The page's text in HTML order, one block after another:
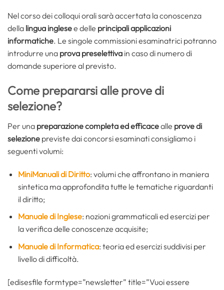
Nel corso dei colloqui orali sarà accertata la conoscenza
della lingua inglesee delle principali applicazioni
informatiche. Le singole commissioni esaminatrici potranno
introdurre una prova preselettiva in caso di numero di
domande superiore al previsto.
Come prepararsi alle prove di
selezione?
Per una preparazione completa ed efficacealle prove di
selezione previste dai concorsi esaminati consigliamo i
seguenti volumi:
MiniManuali di Diritto: volumi che affrontano in maniera
sintetica ma approfondita tutte le tematiche riguardanti
il diritto;
Manuale di Inglese: nozioni grammaticali ed esercizi per
la verifica delle conoscenze acquisite;
Manuale di Informatica: teoria ed esercizi suddivisi per
livello di difficoltà.
[edisesfile formtype=”newsletter” title=”Vuoi essere